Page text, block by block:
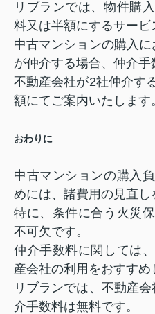
リブランでは、物件購
料又は半額にするサービ
中古マンションの購入
が仲介する場合、仲介手
不動産会社が2社仲介す
額にてご案内いたします
おわりに
中古マンションの購入
めには、諸費用の見直し
特に、条件に合う火災
不可欠です。
仲介手数料に関しては
産会社の利用をおすすめ
リブランでは、不動産
介手数料は無料です。